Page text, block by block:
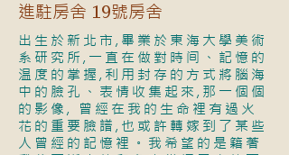
進駐房舍 19號房舍
出生於新北市,畢業於東海大學美術
系研究所,一直在做對時间、記憶的
温度的掌握,利用封存的方式將腦海
中的臉孔、表情收集起來,那一個個
的影像, 曾經在我的生命裡有過火
花的重要臉譜,也或許轉嫁到了某些
人曾經的記憶裡。我希望的是籍著